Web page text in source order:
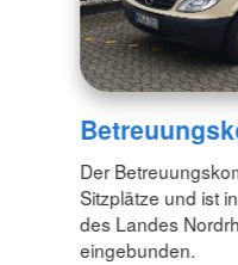
Der
Sitzplätze und ist
des Landes
eingebunden.